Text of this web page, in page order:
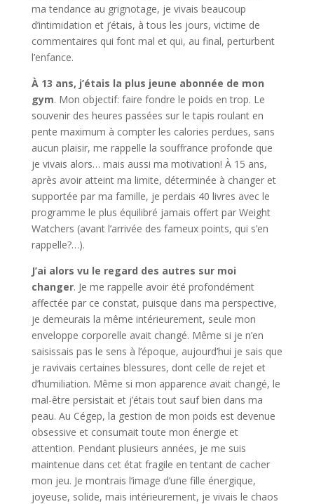
ma tendance au grignotage, je vivais beaucoup
d’intimidation et j’étais, à tous les jours, victime de
commentaires qui font mal et qui, au final, perturbent
l’enfance.
À 13 ans, j’étais la plus jeune abonnée de mon
gym. Mon objectif: faire fondre le poids en trop. Le
souvenir des heures passées sur le tapis roulant en
pente maximum à compter les calories perdues, sans
aucun plaisir, me rappelle la souffrance profonde que
je vivais alors… mais aussi ma motivation! À 15 ans,
après avoir atteint ma limite, déterminée à changer et
supportée par ma famille, je perdais 40 livres avec le
programme le plus équilibré jamais offert par Weight
Watchers (avant l’arrivée des fameux points, qui s’en
rappelle?…).
J’ai alors vu le regard des autres sur moi
changer. Je me rappelle avoir été profondément
affectée par ce constat, puisque dans ma perspective,
je demeurais la même intérieurement, seule mon
enveloppe corporelle avait changé. Même si je n’en
saisissais pas le sens à l’époque, aujourd’hui je sais que
je ravivais certaines blessures, dont celle de rejet et
d’humiliation. Même si mon apparence avait changé, le
mal-être persistait et j’étais tout sauf bien dans ma
peau. Au Cégep, la gestion de mon poids est devenue
obsessive et consumait toute mon énergie et
attention. Pendant plusieurs années, je me suis
maintenue dans cet état fragile en tentant de cacher
mon jeu. Je montrais l’image d’une fille énergique,
joyeuse, solide, mais intérieurement, je vivais le chaos